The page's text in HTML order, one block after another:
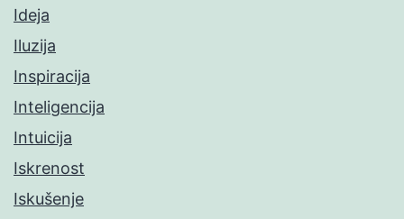
Ideja
Iluzija
Inspiracija
Inteligencija
Intuicija
Iskrenost
Iskušenje